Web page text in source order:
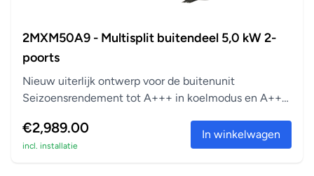
2MXM50A9 - Multisplit buitendeel 5,0 kW 2-
poorts
Nieuw uiterlijk ontwerp voor de buitenunit
Seizoensrendement tot A+++ in koelmodus en A++
€2,989.00
incl. installatie
In winkelwagen